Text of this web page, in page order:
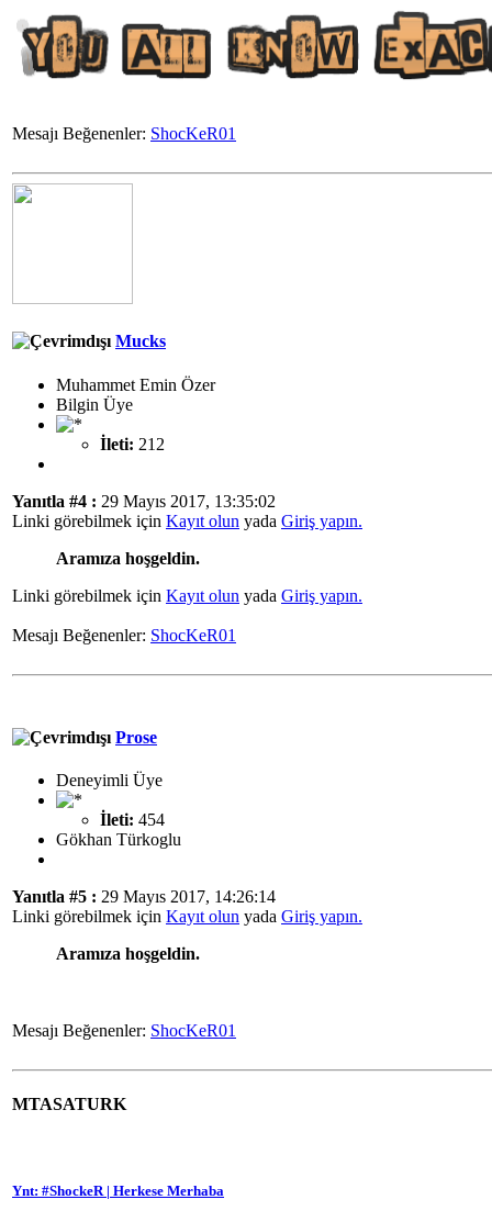
Mesajı Beğenenler: ShocKeR01
Mucks
Muhammet Emin Özer
Bilgin Üye
İleti: 212
Yanıtla #4 : 29 Mayıs 2017, 13:35:02
Linki görebilmek için Kayıt olun yada Giriş yapın.
Aramıza hoşgeldin.
Linki görebilmek için Kayıt olun yada Giriş yapın.
Mesajı Beğenenler: ShocKeR01
Prose
Deneyimli Üye
İleti: 454
Gökhan Türkoglu
Yanıtla #5 : 29 Mayıs 2017, 14:26:14
Linki görebilmek için Kayıt olun yada Giriş yapın.
Aramıza hoşgeldin.
Mesajı Beğenenler: ShocKeR01
MTASATURK
Ynt: #ShockeR | Herkese Merhaba